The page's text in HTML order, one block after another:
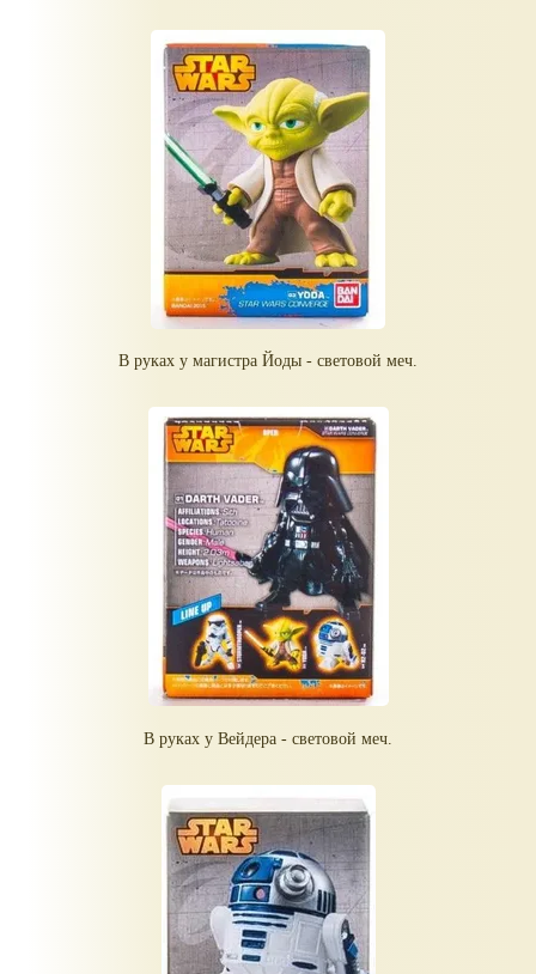
В руках у магистра Йоды - световой меч.
В руках у Вейдера - световой меч.